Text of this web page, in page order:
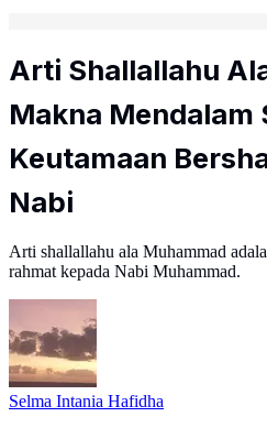
Arti Shallallahu
Makna Mendalam
Keutamaan
Nabi
Arti shallallahu ala Muhammad
rahmat kepada Nabi Muhammad.
Selma Intania Hafidha